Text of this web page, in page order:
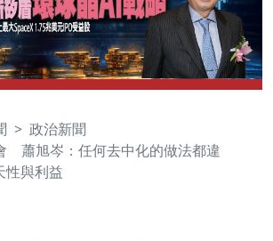
政治新聞
蕭旭岑：任何去中化的做法都違
性與利益